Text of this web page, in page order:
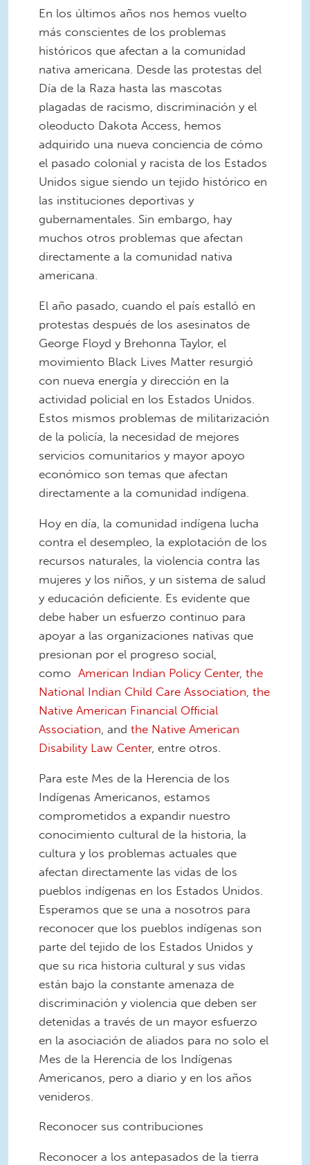
En los últimos años nos hemos vuelto
más conscientes de los problemas
históricos que afectan a la comunidad
nativa americana. Desde las protestas del
Día de la Raza hasta las mascotas
plagadas de racismo, discriminación y el
oleoducto Dakota Access, hemos
adquirido una nueva conciencia de cómo
el pasado colonial y racista de los Estados
Unidos sigue siendo un tejido histórico en
las instituciones deportivas y
gubernamentales. Sin embargo, hay
muchos otros problemas que afectan
directamente a la comunidad nativa
americana.
El año pasado, cuando el país estalló en
protestas después de los asesinatos de
George Floyd y Brehonna Taylor, el
movimiento Black Lives Matter resurgió
con nueva energía y dirección en la
actividad policial en los Estados Unidos.
Estos mismos problemas de militarización
de la policía, la necesidad de mejores
servicios comunitarios y mayor apoyo
económico son temas que afectan
directamente a la comunidad indígena.
Hoy en día, la comunidad indígena lucha
contra el desempleo, la explotación de los
recursos naturales, la violencia contra las
mujeres y los niños, y un sistema de salud
y educación deficiente. Es evidente que
debe haber un esfuerzo continuo para
apoyar a las organizaciones nativas que
presionan por el progreso social,
como American Indian Policy Center, the
National Indian Child Care Association the
Native American Financial Official
Association , and the Native American
Disability Law Center, entre otros.
Para este Mes de la Herencia de los
Indígenas Americanos, estamos
comprometidos a expandir nuestro
conocimiento cultural de la historia, la
cultura y los problemas actuales que
afectan directamente las vidas de los
pueblos indígenas en los Estados Unidos.
Esperamos que se una a nosotros para
reconocer que los pueblos indígenas son
parte del tejido de los Estados Unidos y
que su rica historia cultural y sus vidas
están bajo la constante amenaza de
discriminación y violencia que deben ser
detenidas a través de un mayor esfuerzo
en la asociación de aliados para no solo el
Mes de la Herencia de los Indígenas
Americanos, pero a diario y en los años
venideros.
Reconocer sus contribuciones
Reconocer a los antepasados ​​de la tierra